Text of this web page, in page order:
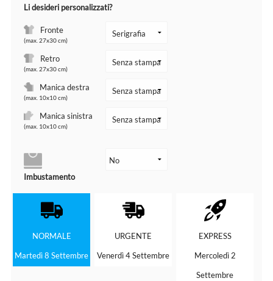
Li desideri personalizzati?
Fronte
(max. 27x30 cm)
Retro
(max. 27x30 cm)
Manica destra
(max. 10x10 cm)
Manica sinistra
(max. 10x10 cm)
Imbustamento
NORMALE
Martedì 8 Settembre
URGENTE
Venerdì 4 Settembre
EXPRESS
Mercoledì 2
Settembre